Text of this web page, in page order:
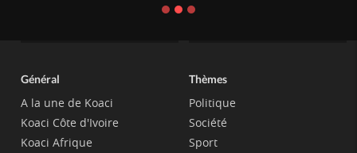
Général
A la une de Koaci
Koaci Côte d'Ivoire
Koaci Afrique
Thèmes
Politique
Société
Sport